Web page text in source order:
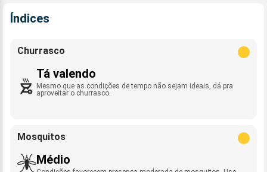
Índices
Churrasco
Tá valendo
Mesmo que as condições de tempo não sejam ideais, dá pra
aproveitar o churrasco.
Mosquitos
Médio